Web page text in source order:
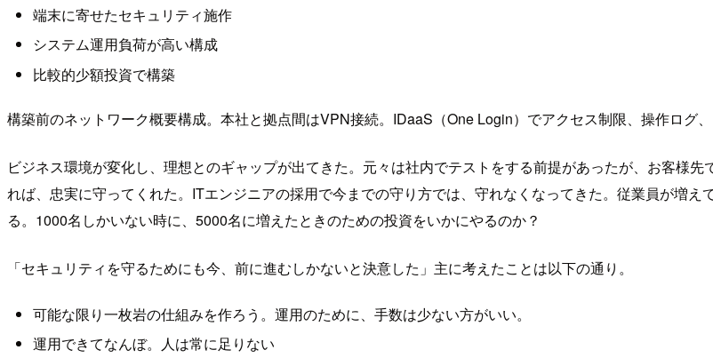
端末に寄せたセキュリティ施作
システム運用負荷が高い構成
比較的少額投資で構築
構築前のネットワーク概要構成。本社と拠点間はVPN接続。IDaaS（One Login）でアクセス制限、操作ログ
ビジネス環境が変化し、理想とのギャップが出てきた。元々は社内でテストをする前提があったが、お客様
れば、忠実に守ってくれた。ITエンジニアの採用で今までの守り方では、守れなくなってきた。従業員が増
る。1000名しかいない時に、5000名に増えたときのための投資をいかにやるのか？
「セキュリティを守るためにも今、前に進むしかないと決意した」主に考えたことは以下の通り。
可能な限り一枚岩の仕組みを作ろう。運用のために、手数は少ない方がいい。
運用できてなんぼ。人は常に足りない